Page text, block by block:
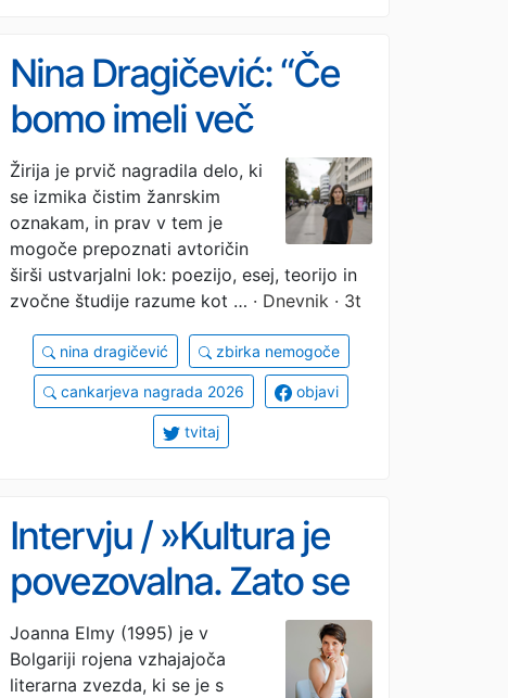
Nina Dragičević: “Če
bomo imeli več
umetnikov, ne bo
nikogar manj”
Žirija je prvič nagradila delo, ki
se izmika čistim žanrskim
oznakam, in prav v tem je
mogoče prepoznati avtoričin
širši ustvarjalni lok: poezijo, esej, teorijo in
zvočne študije razume kot … · Dnevnik · 3t
nina dragičević zbirka nemogoče
cankarjeva nagrada 2026 objavi
tvitaj
Intervju / »Kultura je
povezovalna. Zato se
jim zdi tako nevarna.«
Joanna Elmy (1995) je v
Bolgariji rojena vzhajajoča
literarna zvezda, ki se je s